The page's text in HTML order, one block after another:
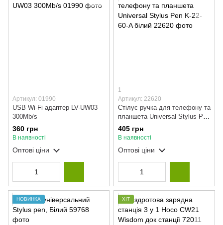
Артикул: 01990
USB Wi-Fi адаптер LV-UW03
300Mb/s
360 грн
В наявності
Оптові ціни
1
Артикул: 22620
Стілус ручка для телефону та
планшета Universal Stylus Pen
K-22-60-A білий
405 грн
В наявності
Оптові ціни
НОВИНКА ХІТ